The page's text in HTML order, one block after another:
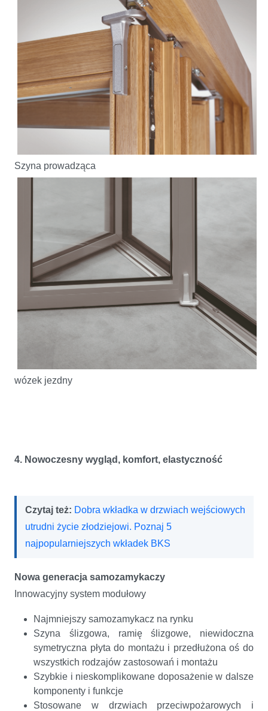
Szyna prowadząca
wózek jezdny
4. Nowoczesny wygląd, komfort, elastyczność
Czytaj też: Dobra wkładka w drzwiach wejściowych
utrudni życie złodziejowi. Poznaj 5
najpopularniejszych wkładek BKS
Nowa generacja samozamykaczy
Innowacyjny system modułowy
Najmniejszy samozamykacz na rynku
Szyna ślizgowa, ramię ślizgowe, niewidoczna
symetryczna płyta do montażu i przedłużona oś do
wszystkich rodzajów zastosowań i montażu
Szybkie i nieskomplikowane doposażenie w dalsze
komponenty i funkcje
Stosowane w drzwiach przeciwpożarowych i